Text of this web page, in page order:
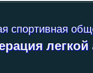
спортивная
легкой